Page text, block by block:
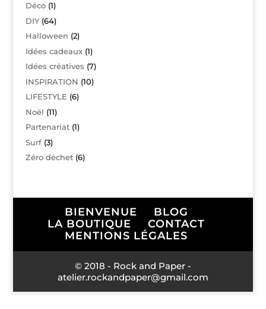
Déco(1)
DIY(64)
Halloween (2)
Idées cadeaux(1)
Idées créatives (7)
INSPIRATION (10)
LIFESTYLE (6)
Noël (11)
Partenariat(1)
Surf(3)
Zéro déchet(6)
BIENVENUE
BLOG
LA BOUTIQUE
CONTACT
MENTIONS LÉGALES
© 2018 - Rock and Paper -
atelier.rockandpaper@gmail.com